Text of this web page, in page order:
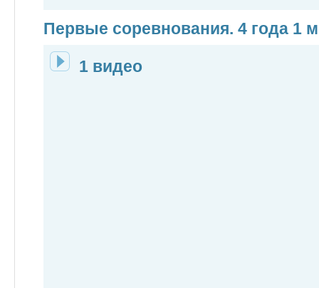
Первые соревнования. 4 года 1
1 видео